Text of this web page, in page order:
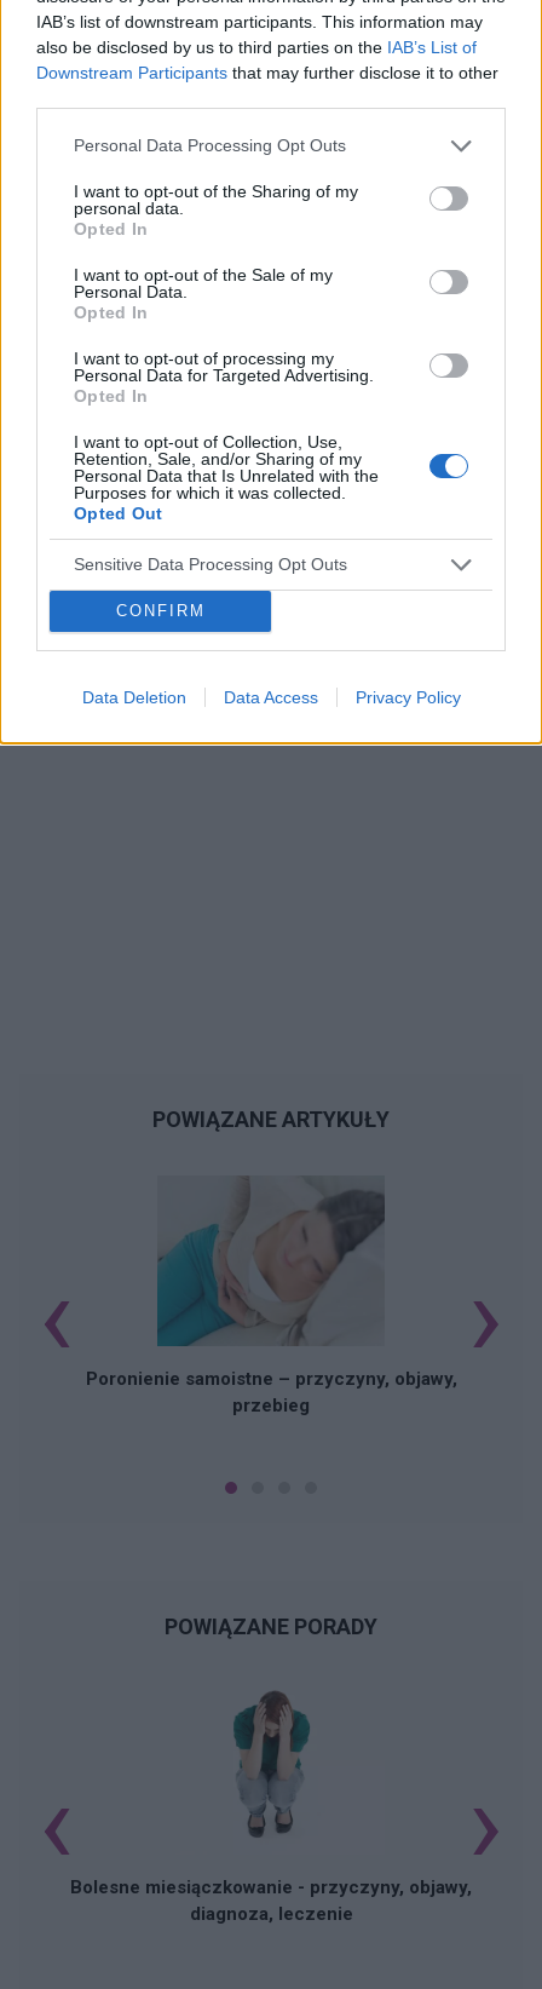
IAB’s list of downstream participants. This information may
also be disclosed by us to third parties on the IAB’s List of
Downstream Participants that may further disclose it to other
Personal Data Processing Opt Outs
I want to opt-out of the Sharing of my
personal data.
Opted In
I want to opt-out of the Sale of my
Personal Data.
Opted In
I want to opt-out of processing my
Personal Data for Targeted Advertising.
Opted In
I want to opt-out of Collection, Use,
Retention, Sale, and/or Sharing of my
Personal Data that Is Unrelated with the
Purposes for which it was collected.
Opted Out
Sensitive Data Processing Opt Outs
CONFIRM
Data Deletion Data Access Privacy Policy
Forum:Dla nastolatek
xyz2345
Krostka na wardze sromowej
mniejszej, w dotyku jest to mała kulka która boli
gdy się dotyka. Co to może być ? Czy to źle
Forum:
POWIĄZANE
Tematy przezierność karkowa spirala
ropień gruczołu bartholina opryszczka
POWIĄZANE ARTYKUŁY
Poronienie samoistne – przyczyny, objawy,
przebieg
‹ ›
POWIĄZANE PORADY
Bolesne miesiączkowanie - przyczyny, objawy,
diagnoza, leczenie
‹ ›